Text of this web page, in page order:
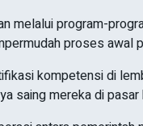
melalui program-
proses awal
kompetensi di
saing mereka di